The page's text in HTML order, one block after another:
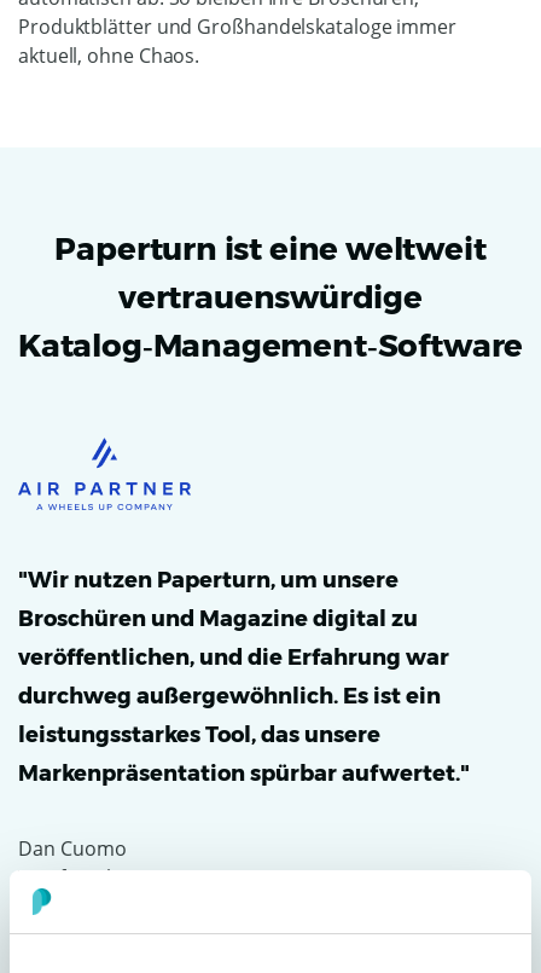
Produktblätter und Großhandelskataloge immer
aktuell, ohne Chaos.
Paperturn ist eine weltweit
vertrauenswürdige
Katalog‑Management‑Software
"Wir nutzen Paperturn, um unsere
Broschüren und Magazine digital zu
veröffentlichen, und die Erfahrung war
durchweg außergewöhnlich. Es ist ein
leistungsstarkes Tool, das unsere
Markenpräsentation spürbar aufwertet."
Dan Cuomo
VP of Marketing